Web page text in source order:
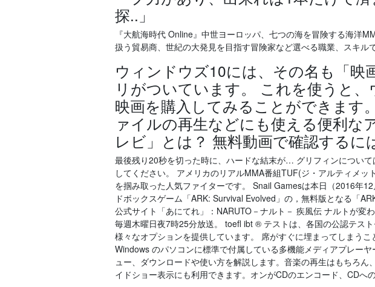
探..」
『大航海時代 Online』中世ヨーロッパ、七つの海を冒険する海洋
扱う貿易商、世紀の大発見を目指す冒険家など選べる職業、スキル
ウィンドウズ10には、その名も「映
リがついています。 これを使うと
映画を購入してみることができます
ァイルの再生などにも使える便利な
レビ」とは？ 無料動画で確認するに
最後残り20秒を切った時に、ハードな結末が… グリフィンについ
してください。 アメリカのリアルMMA番組TUF(ジ・アルティメ
を掴み取った人気ファイターです。 Snail Gamesは本日（2016年
ドボックスゲーム「ARK: Survival Evolved」の，無料版となる「
公式サイト「あにてれ」：NARUTO－ナルト－ 疾風伝 ナルトが変
毎週木曜日夜7時25分放送。 toefl ibt ® テストは、各国の公認テス
様々なオプションを提供しています。 席がすぐに埋まってしまうこ
Windows のパソコンに標準で付属している多機能メディアプレー
ュー、ダウンロードや使い方を解説します。音楽の再生はもちろん
イドショー表示にも利用できます。オンがCDのエンコード、CDへ